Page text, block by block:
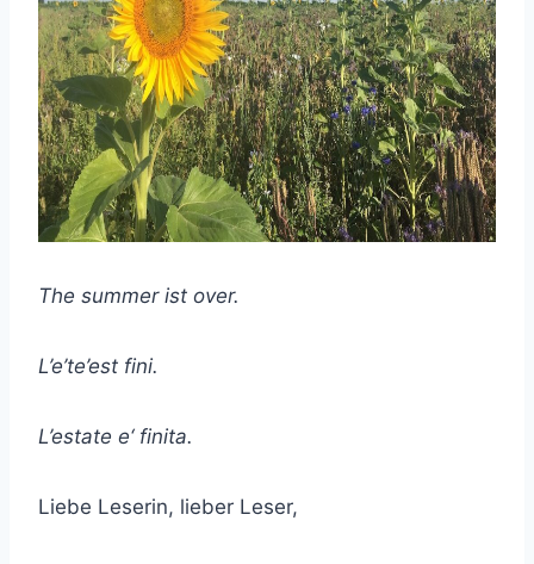
The summer ist over.
L’e’te’est fini.
L’estate e‘ finita.
Liebe Leserin, lieber Leser,